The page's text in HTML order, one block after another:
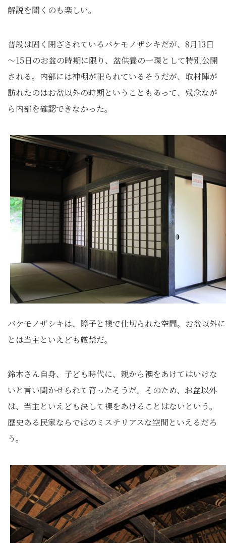
解説を聞くのも楽しい。
普段は固く閉ざされているバケモノザシキだが、8月13日
～15日のお盆の時期に限り、盆供養の一環として特別公開
される。内部には神棚が祀られているそうだが、取材陣が
訪れたのはお盆以外の時期ということもあって、残念なが
ら内部を確認できなかった。
バケモノザシキは、障子と襖で仕切られた空間。お盆以外
とは当主といえども厳禁だ。
鈴木さん自身、子ども時代に、親から襖をあけてはいけな
いと言い聞かせられて育ったそうだ。そのため、お盆以外
は、当主といえども決して襖をあけることはないという。
歴史ある民家ならではのミステリアスな空間といえるだろ
う。